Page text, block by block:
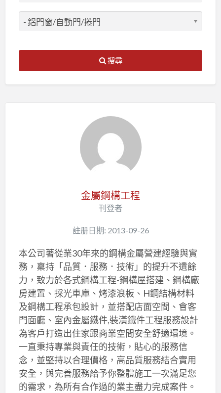
搜尋
金屬鋼構工程
刊登者
註册日期: 2013-09-26
本公司著從業30年來的鋼構金屬營建經驗與實
務，稟持「品質．服務．技術」的提升不遺餘
力，致力於各式鋼構工程-鋼構屋搭建、鋼構廠
房建置、採光車庫、烤漆浪板、H鋼結構材料
及鋼構工程承包設計，並搭配店面空間、會客
門面廳、室內金屬鐵件,裝潢鐵件工程服務設計
為客戶打造出住家跟商業空間安全舒適環境。
一直秉持專業與責任的技術，貼心的服務信
念，並堅持以合理價格，高品質服務結合實用
安全，與完善服務給予你整體施工一次滿足您
的需求，為所有合作過的業主盡力完成案件。